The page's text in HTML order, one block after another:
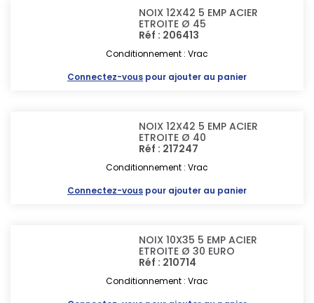
NOIX 12X42 5 EMP ACIER
ETROITE Ø 45
Réf : 206413
Conditionnement : Vrac
Connectez-vous pour ajouter au panier
NOIX 12X42 5 EMP ACIER
ETROITE Ø 40
Réf : 217247
Conditionnement : Vrac
Connectez-vous pour ajouter au panier
NOIX 10X35 5 EMP ACIER
ETROITE Ø 30 EURO
Réf : 210714
Conditionnement : Vrac